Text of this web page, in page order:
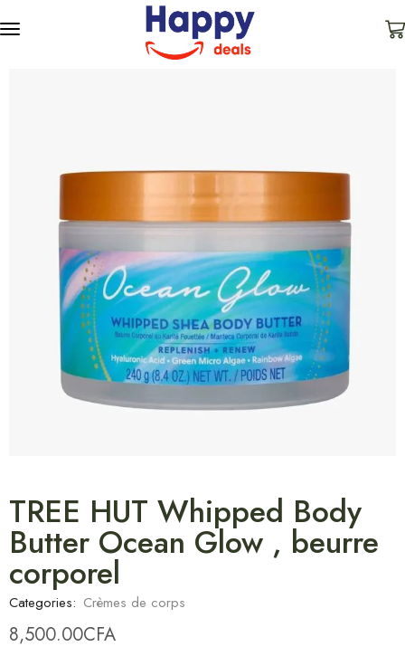
TREE HUT Whipped Body
Butter Ocean Glow , beurre
corporel
Categories: Crèmes de corps
8,500.00CFA